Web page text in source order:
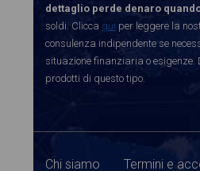
dettaglio perde denaro
soldi. Clicca qui per leggere la
consulenza indipendente se
situazione finanziaria o esigenze.
prodotti di questo tipo.
Chi siamo Termini e